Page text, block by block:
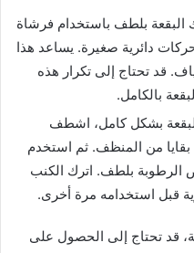
البقعة بلطف باستخدام فرشاة
دائرية صغيرة. يساعد هذا
قد تحتاج إلى تكرار هذه
بالكامل.
بشكل كامل، اشطف
بقايا من المنظف. ثم استخدم
الرطوبة بلطف. اترك الكنب
قبل استخدامه مرة أخرى.
قد تحتاج إلى الحصول على